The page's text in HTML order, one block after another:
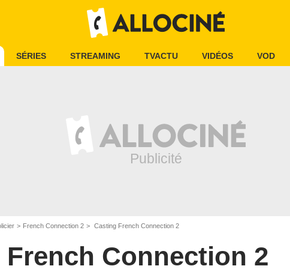
SÉRIES STREAMING TVACTU VIDÉOS VOD
French Connection 2 Casting French Connection 2
French Connection 2